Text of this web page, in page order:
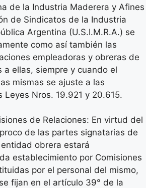
de la Industria Maderera y Afines
de Sindicatos de la Industria
Argentina (U.S.I.M.R.A.) se
como así también las
empleadoras y obreras de
a ellas, siempre y cuando el
mismas se ajuste a las
Leyes Nros. 19.921 y 20.615.
de Relaciones: En virtud del
de las partes signatarias de
obrera estará
establecimiento por Comisiones
por el personal del mismo,
fijan en el artículo 39° de la